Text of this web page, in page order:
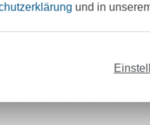
14,50 € /
und in